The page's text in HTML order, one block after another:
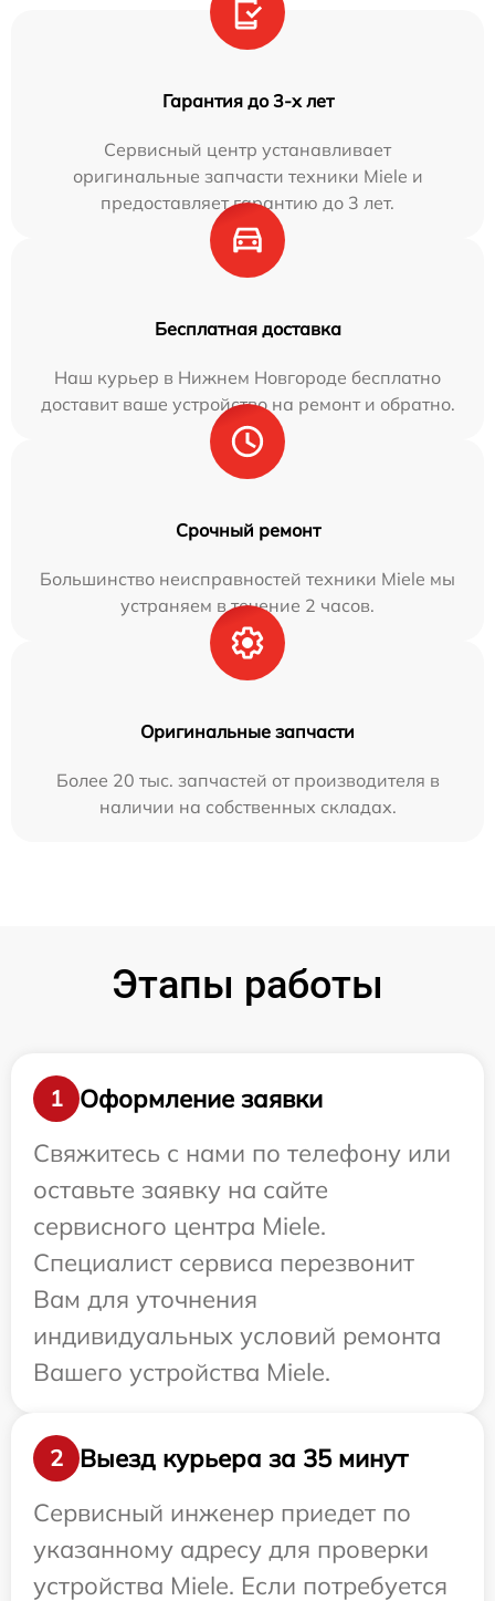
Гарантия до 3-х лет
Сервисный центр устанавливает
оригинальные запчасти техники Miele и
предоставляет гарантию до 3 лет.
Бесплатная доставка
Наш курьер в Нижнем Новгороде бесплатно
доставит ваше устройство на ремонт и обратно.
Срочный ремонт
Большинство неисправностей техники Miele мы
устраняем в течение 2 часов.
Оригинальные запчасти
Более 20 тыс. запчастей от производителя в
наличии на собственных складах.
Этапы работы
1
Оформление заявки
Свяжитесь с нами по телефону или
оставьте заявку на сайте
сервисного центра Miele.
Специалист сервиса перезвонит
Вам для уточнения
индивидуальных условий ремонта
Вашего устройства Miele.
2
Выезд курьера за 35 минут
Сервисный инженер приедет по
указанному адресу для проверки
устройства Miele. Если потребуется